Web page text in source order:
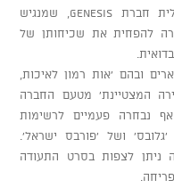
פנימית בבית החולים 'סורוקה', כמנכ"לית חברת GENESIS, שמנגיש
להפחית את שכיחותן של
ובהם 'אות רמון לאיכות,
המצטיינת' מטעם החברה
אף נבחרה פעמיים לרשימות
ושל 'פורבס ישראל'.
ניתן לצפות בסרט התעודה